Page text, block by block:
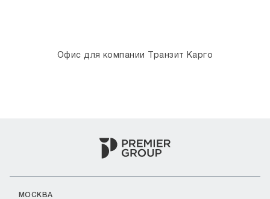
Офис для компании Транзит Карго
МОСКВА